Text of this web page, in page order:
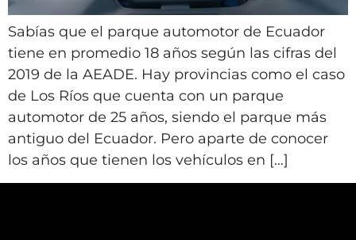
Sabías que el parque automotor de Ecuador
tiene en promedio 18 años según las cifras del
2019 de la AEADE. Hay provincias como el caso
de Los Ríos que cuenta con un parque
automotor de 25 años, siendo el parque más
antiguo del Ecuador. Pero aparte de conocer
los años que tienen los vehículos en […]